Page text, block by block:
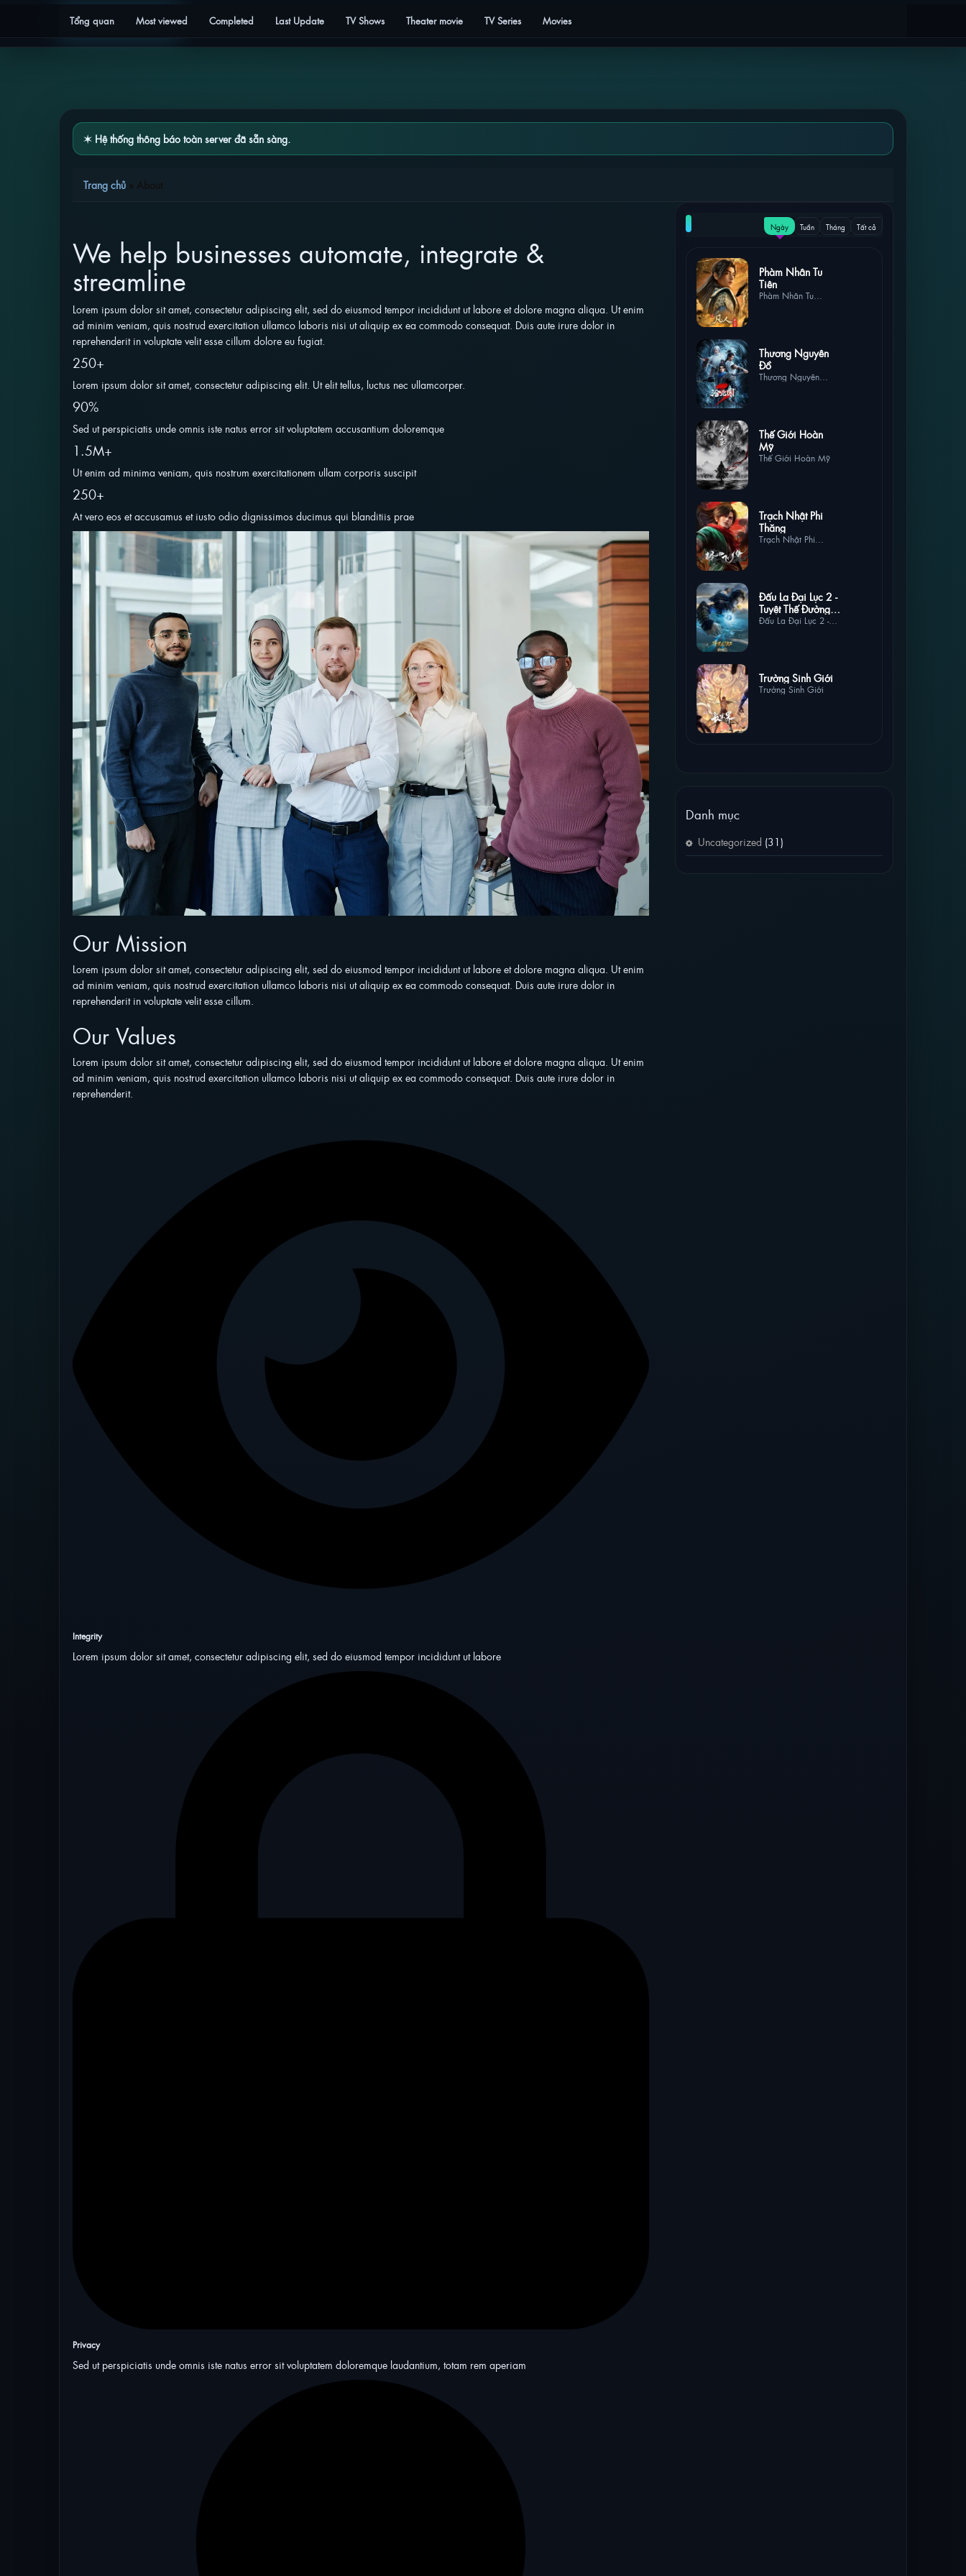
Tổng quan Most viewed Completed Last Update TV Shows Theater movie TV Series Movies
✶ Hệ thống thông báo toàn server đã sẵn sàng.
Trang chủ
We help businesses automate, integrate &
streamline
Lorem ipsum dolor sit amet, consectetur adipiscing elit, sed do eiusmod tempor incididunt ut labore et dolore magna aliqua. Ut enim
ad minim veniam, quis nostrud exercitation ullamco laboris nisi ut aliquip ex ea commodo consequat. Duis aute irure dolor in
reprehenderit in voluptate velit esse cillum dolore eu fugiat.
250+
Lorem ipsum dolor sit amet, consectetur adipiscing elit. Ut elit tellus, luctus nec ullamcorper.
90%
Sed ut perspiciatis unde omnis iste natus error sit voluptatem accusantium doloremque
1.5M+
Ut enim ad minima veniam, quis nostrum exercitationem ullam corporis suscipit
250+
At vero eos et accusamus et iusto odio dignissimos ducimus qui blanditiis prae
Our Mission
Lorem ipsum dolor sit amet, consectetur adipiscing elit, sed do eiusmod tempor incididunt ut labore et dolore magna aliqua. Ut enim
ad minim veniam, quis nostrud exercitation ullamco laboris nisi ut aliquip ex ea commodo consequat. Duis aute irure dolor in
reprehenderit in voluptate velit esse cillum.
Our Values
Lorem ipsum dolor sit amet, consectetur adipiscing elit, sed do eiusmod tempor incididunt ut labore et dolore magna aliqua. Ut enim
ad minim veniam, quis nostrud exercitation ullamco laboris nisi ut aliquip ex ea commodo consequat. Duis aute irure dolor in
reprehenderit.
Integrity
Lorem ipsum dolor sit amet, consectetur adipiscing elit, sed do eiusmod tempor incididunt ut labore
Privacy
Sed ut perspiciatis unde omnis iste natus error sit voluptatem doloremque laudantium, totam rem aperiam
NỔI BẬT Ngày Tuần Tháng Tất cả
Phàm Nhân Tu
Tiên
Phàm Nhân Tu
Thương Nguyên
Đồ
Thương Nguyên
Thế Giới Hoàn
Mỹ
Thế Giới Hoàn Mỹ
Trạch Nhật Phi
Thăng
Trạch Nhật Phi
Thăng
Đấu La Đại Lục 2 -
Tuyệt Thế Đường
Môn
Đấu La Đại Lục 2 -
Tuyệt Thế Đường Môn
Trường Sinh Giới
Trường Sinh Giới
Danh mục
Uncategorized (31)